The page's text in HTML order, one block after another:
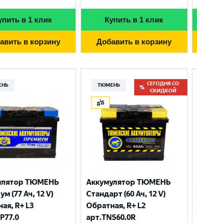
в 1 клик
в корзину
Купить в 1 клик
Добавить в корзину
ТЮМЕНЬ
(77 Ач, 12 V)
R+ L3
ТЮМЕНЬ
СЕГОДНЯ СО
СКИДКОЙ
Аккумулятор ТЮМЕНЬ
Стандарт (60 Ач, 12 V)
Обратная, R+ L2
арт.TNS60.0R